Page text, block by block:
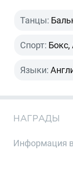
Танцы:
Спорт: Бокс,
Языки:
НАГРАДЫ
Информация